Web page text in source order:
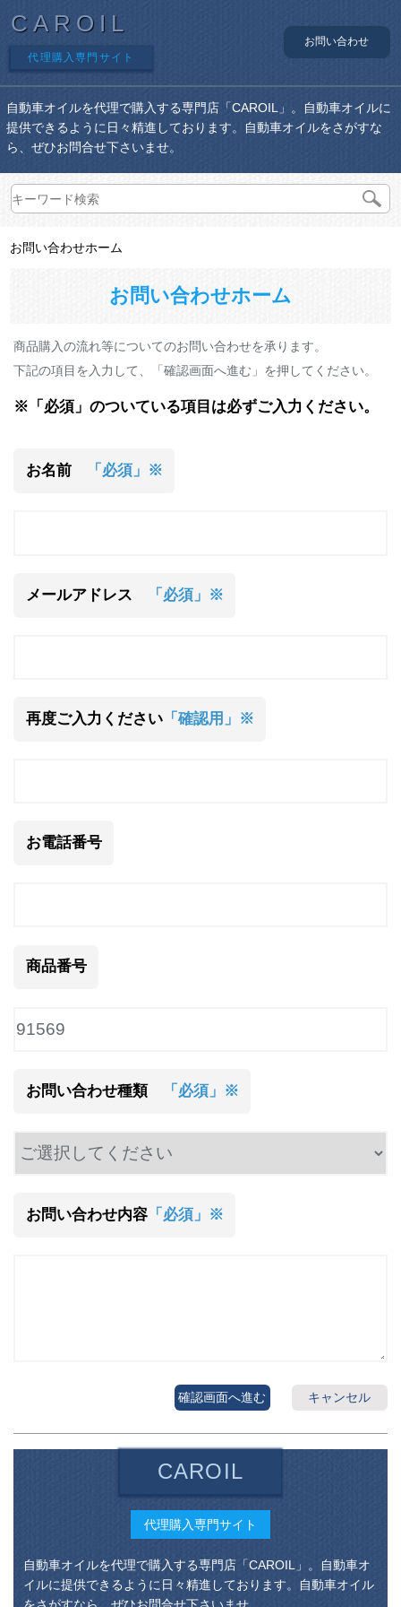
CAROIL
代理購入専門サイト
お問い合わせ
自動車オイルを代理で購入する専門店「CAROIL」。自動車オイルに
提供できるように日々精進しております。自動車オイルをさがすな
ら、ぜひお問合せ下さいませ。
お問い合わせホーム
お問い合わせホーム
商品購入の流れ等についてのお問い合わせを承ります。
下記の項目を入力して、「確認画面へ進む」を押してください。
※「必須」のついている項目は必ずご入力ください。
お名前 「必須」※
メールアドレス 「必須」※
再度ご入力ください「確認用」※
お電話番号
商品番号
お問い合わせ種類 「必須」※
お問い合わせ内容「必須」※
キャンセル
確認画面へ進む
CAROIL
代理購入専門サイト
自動車オイルを代理で購入する専門店「CAROIL」。自動車オ
イルに提供できるように日々精進しております。自動車オイル
をさがすなら、ぜひお問合せ下さいませ。